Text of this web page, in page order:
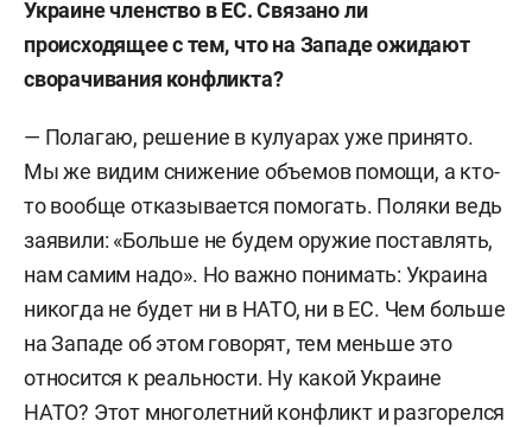
Украине членство в ЕС. Связано ли
происходящее с тем, что на Западе ожидают
сворачивания конфликта?
— Полагаю, решение в кулуарах уже принято.
Мы же видим снижение объемов помощи, а кто-
то вообще отказывается помогать. Поляки ведь
заявили: «Больше не будем оружие поставлять,
нам самим надо». Но важно понимать: Украина
никогда не будет ни в НАТО, ни в ЕС. Чем больше
на Западе об этом говорят, тем меньше это
относится к реальности. Ну какой Украине
НАТО? Этот многолетний конфликт и разгорелся